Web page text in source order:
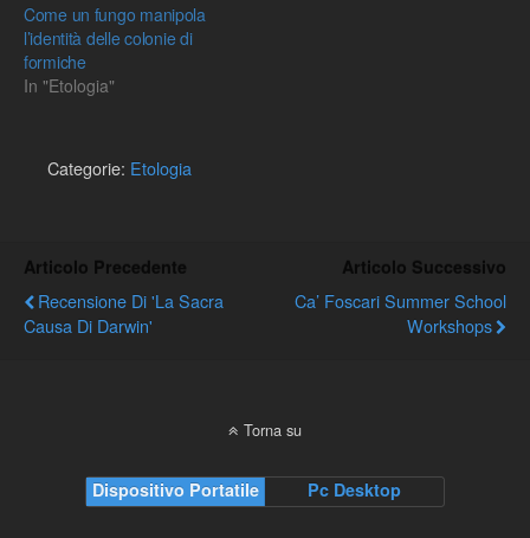
Come un fungo manipola
l’identità delle colonie di
formiche
In "Etologia"
Categorie: Etologia
Articolo Precedente
Recensione Di 'La Sacra
Causa Di Darwin'
Articolo Successivo
Ca’ Foscari Summer School
Workshops
Torna su
Dispositivo Portatile Pc Desktop